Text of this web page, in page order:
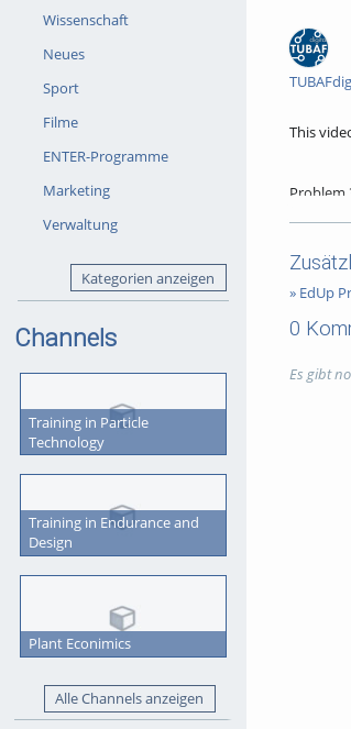
Wissenschaft
Neues
Sport
Filme
ENTER-Programme
Marketing
Verwaltung
Kategorien anzeigen
Channels
Training in Particle
Technology
Training in Endurance and
Design
Plant Econimics
Alle Channels anzeigen
This
Problem
Tags:
» EdUp
0
Es gibt